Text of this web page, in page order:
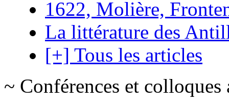
1622, Molière,
La littérature des
[+] Tous les articles
~ Conférences et